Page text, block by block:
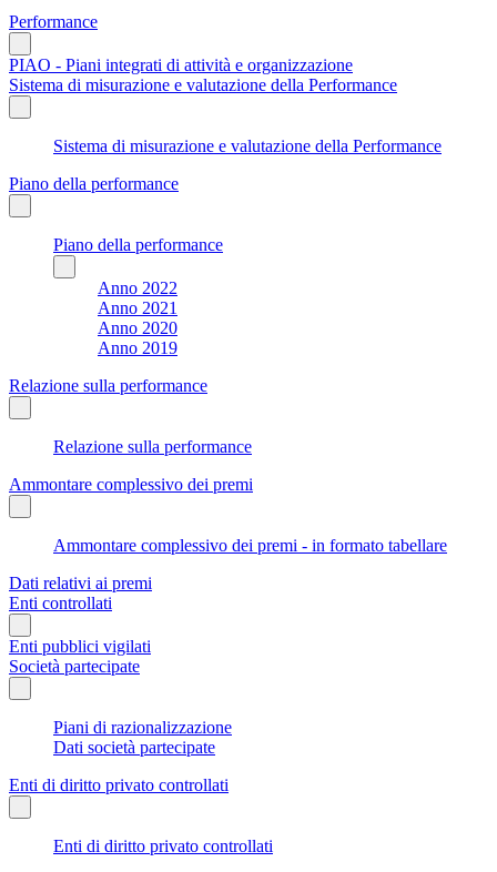
Performance
PIAO - Piani integrati di attività e organizzazione
Sistema di misurazione e valutazione della Performance
Sistema di misurazione e valutazione della Performance
Piano della performance
Piano della performance
Anno 2022
Anno 2021
Anno 2020
Anno 2019
Relazione sulla performance
Relazione sulla performance
Ammontare complessivo dei premi
Ammontare complessivo dei premi - in formato tabellare
Dati relativi ai premi
Enti controllati
Enti pubblici vigilati
Società partecipate
Piani di razionalizzazione
Dati società partecipate
Enti di diritto privato controllati
Enti di diritto privato controllati